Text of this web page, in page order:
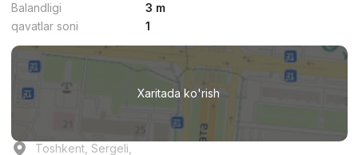
Balandligi
3 m
qavatlar soni
1
Xaritada ko'rish
Toshkent, Sergeli,